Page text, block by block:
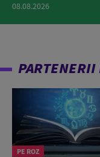
08.08.2026
PARTENERII
PE ROZ